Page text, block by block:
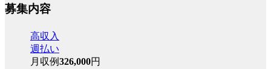
募集内容
高収入
週払い
月収例326,000円